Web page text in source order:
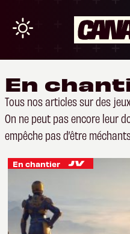
En
Tous nos articles sur des
On ne peut pas encore leur
empêche pas d’être
En chantier